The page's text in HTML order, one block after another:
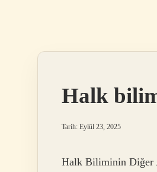
Halk
Tarih: Eylül 23, 2025
Halk Biliminin Diğer